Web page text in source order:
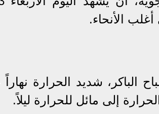
الأنحاء.
شديد الحرارة نهاراً
إلى مائل للحرارة ليلاً.